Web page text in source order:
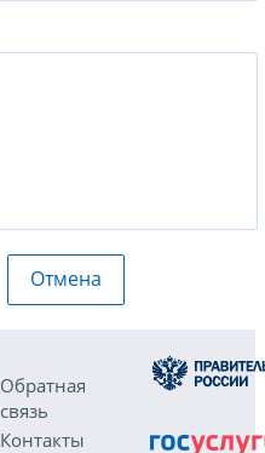
Отмена
Обратная
связь
Контакты